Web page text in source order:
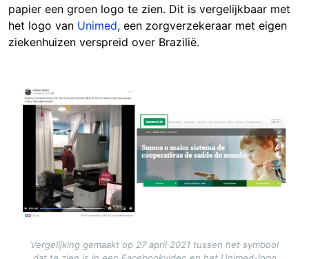
papier een groen logo te zien. Dit is vergelijkbaar met
het logo van Unimed, een zorgverzekeraar met eigen
ziekenhuizen verspreid over Brazilië.
Image
Vergelijking gemaakt op 27 april 2021 tussen het symbool